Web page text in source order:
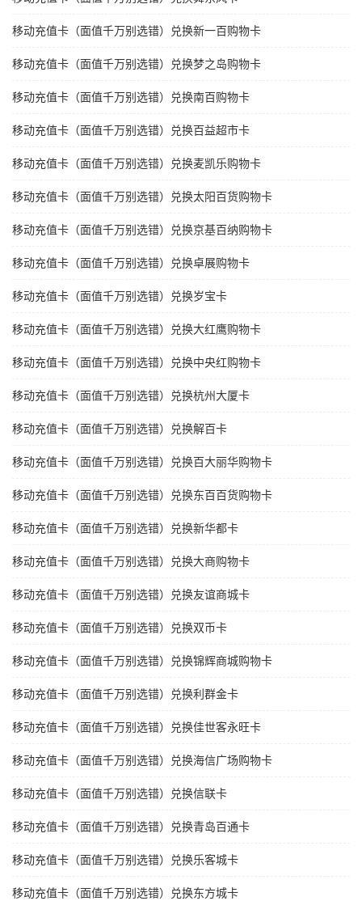
移动充值卡（面值千万别选错）兑换新一百购物卡
移动充值卡（面值千万别选错）兑换梦之岛购物卡
移动充值卡（面值千万别选错）兑换南百购物卡
移动充值卡（面值千万别选错）兑换百益超市卡
移动充值卡（面值千万别选错）兑换麦凯乐购物卡
移动充值卡（面值千万别选错）兑换太阳百货购物卡
移动充值卡（面值千万别选错）兑换京基百纳购物卡
移动充值卡（面值千万别选错）兑换卓展购物卡
移动充值卡（面值千万别选错）兑换岁宝卡
移动充值卡（面值千万别选错）兑换大红鹰购物卡
移动充值卡（面值千万别选错）兑换中央红购物卡
移动充值卡（面值千万别选错）兑换杭州大厦卡
移动充值卡（面值千万别选错）兑换解百卡
移动充值卡（面值千万别选错）兑换百大丽华购物卡
移动充值卡（面值千万别选错）兑换东百百货购物卡
移动充值卡（面值千万别选错）兑换新华都卡
移动充值卡（面值千万别选错）兑换大商购物卡
移动充值卡（面值千万别选错）兑换友谊商城卡
移动充值卡（面值千万别选错）兑换双币卡
移动充值卡（面值千万别选错）兑换锦辉商城购物卡
移动充值卡（面值千万别选错）兑换利群金卡
移动充值卡（面值千万别选错）兑换佳世客永旺卡
移动充值卡（面值千万别选错）兑换海信广场购物卡
移动充值卡（面值千万别选错）兑换信联卡
移动充值卡（面值千万别选错）兑换青岛百通卡
移动充值卡（面值千万别选错）兑换乐客城卡
移动充值卡（面值千万别选错）兑换东方城卡